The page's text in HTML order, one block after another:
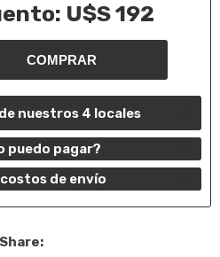
U$S 192
nuestros 4 locales
puedo pagar?
de envío
Share: